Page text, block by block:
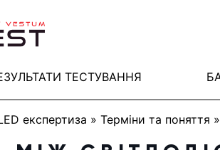
ТЕСТУВАННЯ
експертиза » Терміни та поняття »